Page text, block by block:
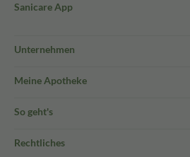
Sanicare App
Unternehmen
Meine Apotheke
So geht's
Rechtliches